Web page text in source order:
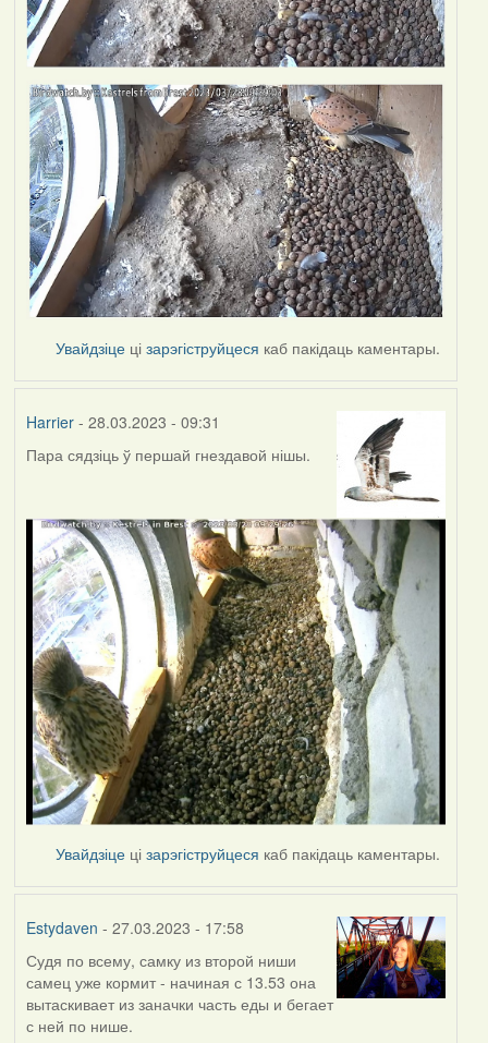
Увайдзіце цізарэгіструйцеся каб пакідаць каментары.
Harrier- 28.03.2023 - 09:31
Пара сядзіць ў першай гнездавой нішы.
Увайдзіце цізарэгіструйцеся каб пакідаць каментары.
Estydaven - 27.03.2023 - 17:58
Судя по всему, самку из второй ниши
самец уже кормит - начиная с 13.53 она
вытаскивает из заначки часть еды и бегает
с ней по нише.